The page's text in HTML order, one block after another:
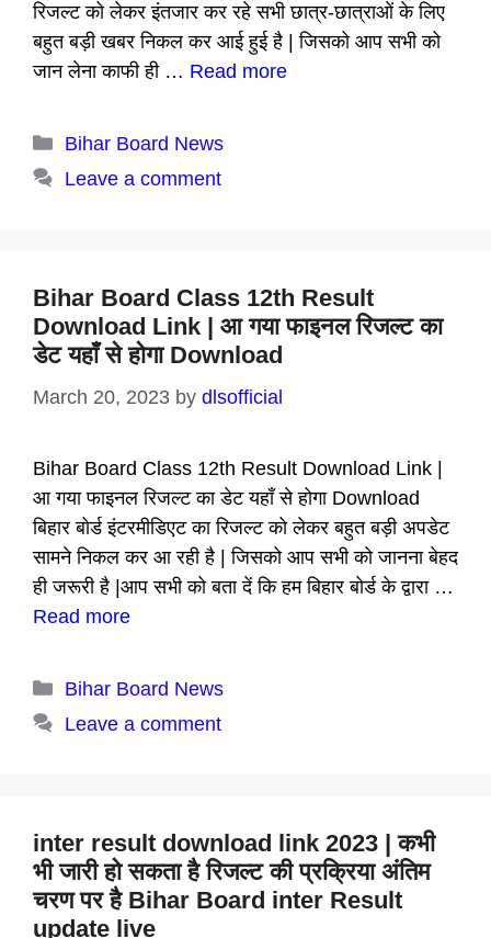
रिजल्ट को लेकर इंतजार कर रहे सभी छात्र-छात्राओं के लिए
बहुत बड़ी खबर निकल कर आई हुई है | जिसको आप सभी को
जान लेना काफी ही … Read more
Categories
Bihar Board News
Leave a comment
Bihar Board Class 12th Result
Download Link | आ गया फाइनल रिजल्ट का
डेट यहाँ से होगा Download
March 20, 2023 by dlsofficial
Bihar Board Class 12th Result Download Link |
आ गया फाइनल रिजल्ट का डेट यहाँ से होगा Download
बिहार बोर्ड इंटरमीडिएट का रिजल्ट को लेकर बहुत बड़ी अपडेट
सामने निकल कर आ रही है | जिसको आप सभी को जानना बेहद
ही जरूरी है |आप सभी को बता दें कि हम बिहार बोर्ड के द्वारा …
Read more
Categories
Bihar Board News
Leave a comment
inter result download link 2023 | कभी
भी जारी हो सकता है रिजल्ट की प्रक्रिया अंतिम
चरण पर है Bihar Board inter Result
update live